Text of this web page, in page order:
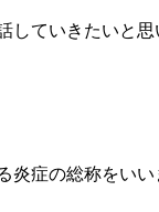
ていきたいと思
炎症の総称をい